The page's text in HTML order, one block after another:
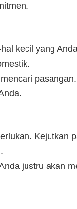
kecil yang
Kejutkan
justru akan